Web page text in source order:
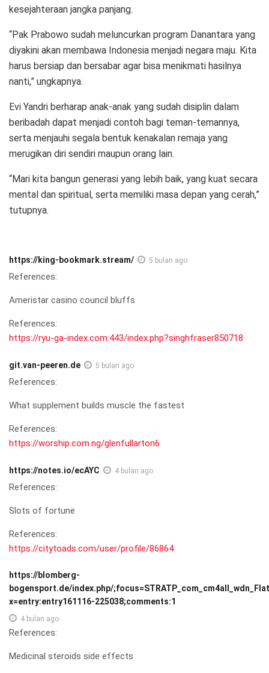
kesejahteraan jangka panjang.
“Pak Prabowo sudah meluncurkan program Danantara yang
diyakini akan membawa Indonesia menjadi negara maju. Kita
harus bersiap dan bersabar agar bisa menikmati hasilnya
nanti,” ungkapnya.
Evi Yandri berharap anak-anak yang sudah disiplin dalam
beribadah dapat menjadi contoh bagi teman-temannya,
serta menjauhi segala bentuk kenakalan remaja yang
merugikan diri sendiri maupun orang lain.
“Mari kita bangun generasi yang lebih baik, yang kuat secara
mental dan spiritual, serta memiliki masa depan yang cerah,”
tutupnya.
https://king-bookmark.stream/ 5 bulan ago
References:
Ameristar casino council bluffs
References:
https://ryu-ga-index.com:443/index.php?singhfraser850718
git.van-peeren.de 5 bulan ago
References:
What supplement builds muscle the fastest
References:
https://worship.com.ng/glenfullarton6
https://notes.io/ecAYC 4 bulan ago
References:
Slots of fortune
References:
https://citytoads.com/user/profile/86864
https://blomberg-
bogensport.de/index.php/
x=entry:entry161116-225038;comments:1
4 bulan ago
References:
Medicinal steroids side effects